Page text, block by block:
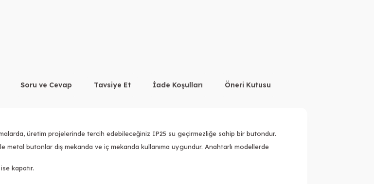
Soru ve Cevap Tavsiye Et İade Koşulları Öneri Kutusu
üretim projelerinde tercih edebileceğiniz IP25 su geçirmezliğe sahip bir butondur.
metal butonlar dış mekanda ve iç mekanda kullanıma uygundur. Anahtarlı modellerde
kapatır.